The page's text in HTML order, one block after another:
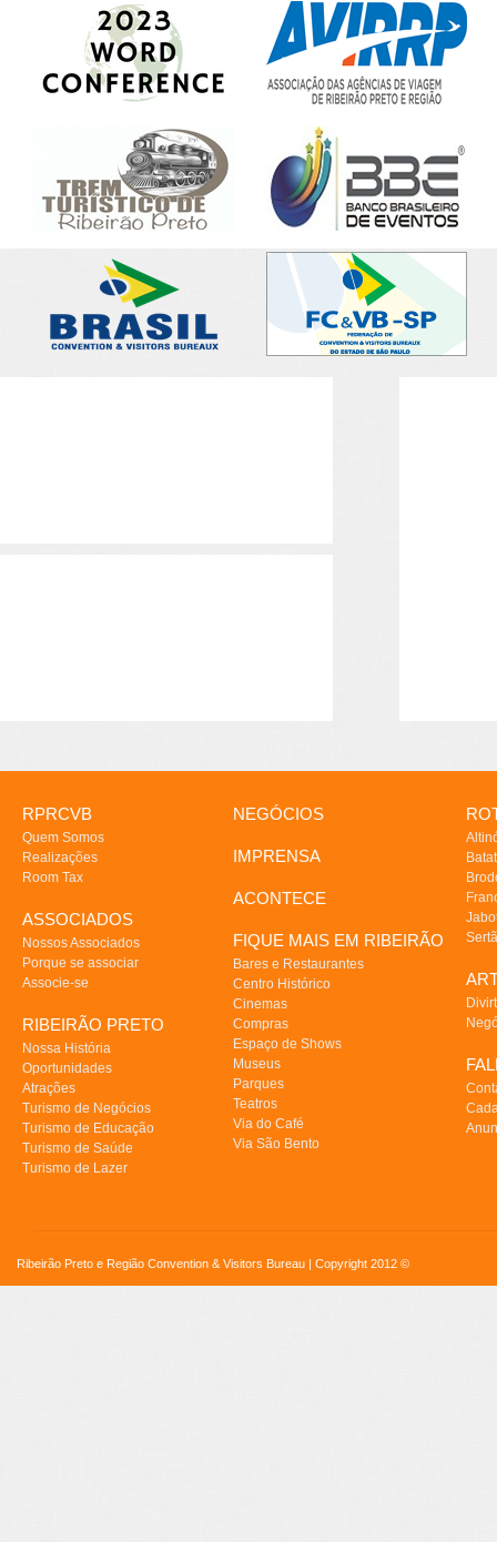
RPRCVB
Quem Somos
Realizações
Room Tax
ASSOCIADOS
Nossos Associados
Porque se associar
Associe-se
RIBEIRÃO PRETO
Nossa História
Oportunidades
Atrações
Turismo de Negócios
Turismo de Educação
Turismo de Saúde
Turismo de Lazer
NEGÓCIOS
IMPRENSA
ACONTECE
FIQUE MAIS EM RIBEIRÃO
Bares e Restaurantes
Centro Histórico
Cinemas
Compras
Espaço de Shows
Museus
Parques
Teatros
Via do Café
Via São Bento
Ribeirão Preto e Região Convention & Visitors Bureau | Copyright 2012 ©